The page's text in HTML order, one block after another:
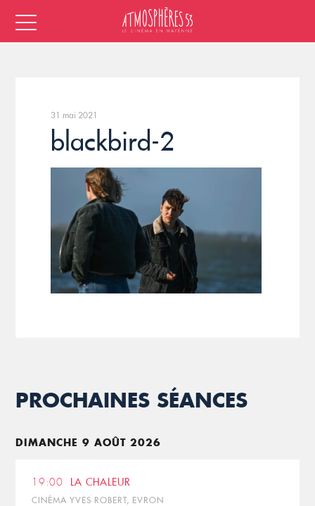
31 mai 2021
blackbird-2
PROCHAINES SÉANCES
DIMANCHE 9 AOÛT 2026
19:00 LA CHALEUR
CINÉMA YVES ROBERT, EVRON